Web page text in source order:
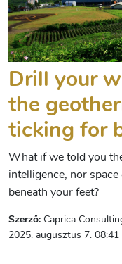
Drill your
the
ticking for
What if we told you
intelligence, nor
beneath your feet?
Szerző: Caprica
2025. augusztus 7. 08:41